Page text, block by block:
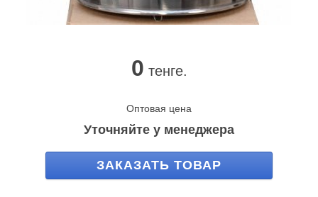
0 тенге.
Оптовая цена
Уточняйте у менеджера
ЗАКАЗАТЬ ТОВАР